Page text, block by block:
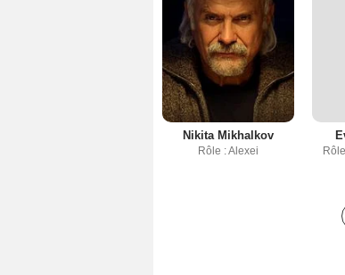
Nikita Mikhalkov
Rôle : Alexei